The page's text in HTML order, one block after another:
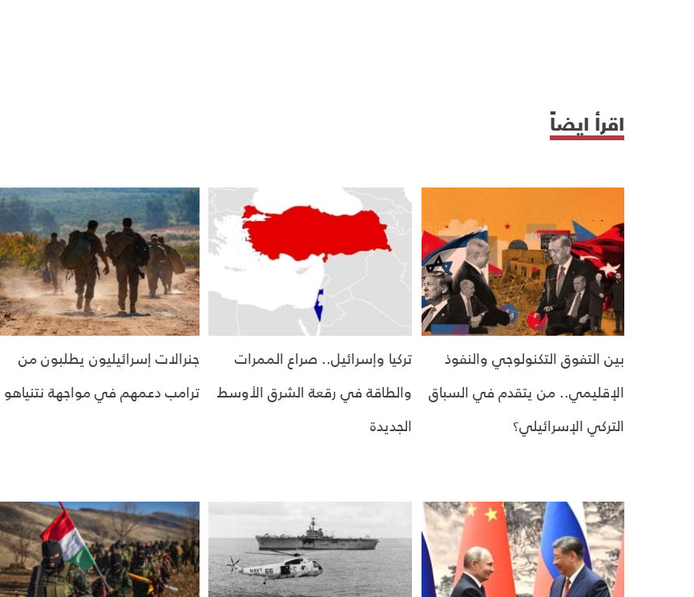
اقرأ ايضاً
بين التفوق التكنولوجي والنفوذ
الإقليمي.. من يتقدم في السباق
التركي الإسرائيلي؟
تركيا وإسرائيل.. صراع الممرات
والطاقة في رقعة الشرق الأوسط
الجديدة
جنرالات إسرائيليون يطلبون من
ترامب دعمهم في مواجهة نتنياهو